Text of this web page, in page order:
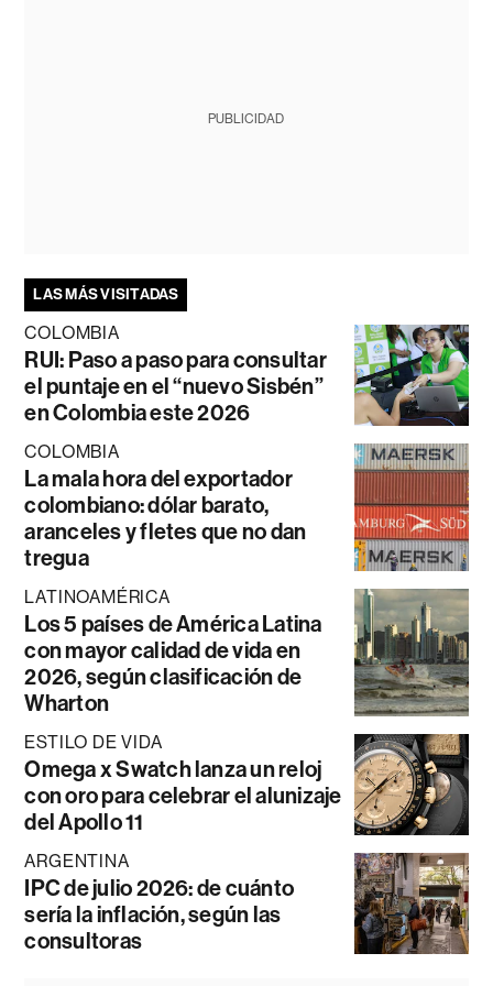
PUBLICIDAD
LAS MÁS VISITADAS
COLOMBIA
RUI: Paso a paso para consultar
el puntaje en el “nuevo Sisbén”
en Colombia este 2026
COLOMBIA
La mala hora del exportador
colombiano: dólar barato,
aranceles y fletes que no dan
tregua
LATINOAMÉRICA
Los 5 países de América Latina
con mayor calidad de vida en
2026, según clasificación de
Wharton
ESTILO DE VIDA
Omega x Swatch lanza un reloj
con oro para celebrar el alunizaje
del Apollo 11
ARGENTINA
IPC de julio 2026: de cuánto
sería la inflación, según las
consultoras